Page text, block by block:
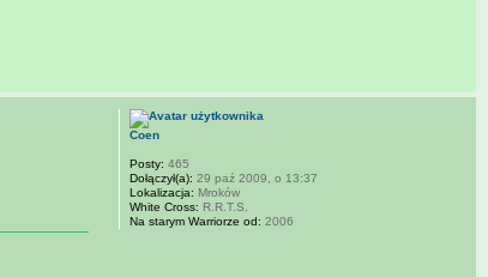
Coen
Posty: 465
Dołączył(a): 29 paź 2009, o 13:37
Lokalizacja: Mroków
White Cross: R.R.T.S.
Na starym Warriorze od: 2006